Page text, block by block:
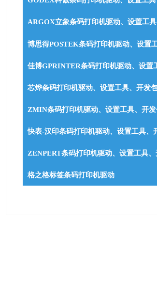
ARGOX立象条码打印机驱动、设置工
博思得POSTEK条码打印机驱动、设置
佳博GPRINTER条码打印机驱动、设置
芯烨条码打印机驱动、设置工具、开发
ZMIN条码打印机驱动、设置工具、开
快表-汉印条码打印机驱动、设置工具、
ZENPERT条码打印机驱动、设置工具
格之格标签条码打印机驱动